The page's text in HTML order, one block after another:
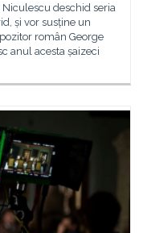
deschid seria
și vor susține un
român George
anul acesta șaizeci